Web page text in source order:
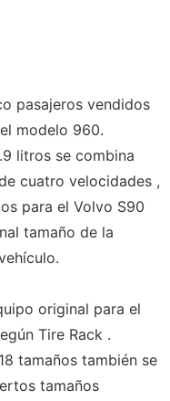
pasajeros vendidos
modelo 960.
litros se combina
cuatro velocidades ,
para el Volvo S90
tamaño de la
original para el
Tire Rack .
tamaños también se
tamaños